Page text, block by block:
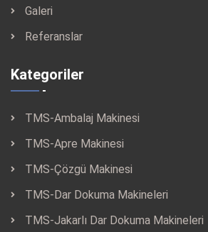
Galeri
Referanslar
Kategoriler
TMS-Ambalaj Makinesi
TMS-Apre Makinesi
TMS-Çözgü Makinesi
TMS-Dar Dokuma Makineleri
TMS-Jakarlı Dar Dokuma Makineleri